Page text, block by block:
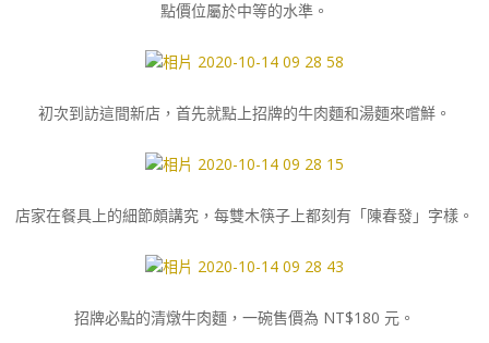
點價位屬於中等的水準。
初次到訪這間新店，首先就點上招牌的牛肉麵和湯麵來嚐鮮。
店家在餐具上的細節頗講究，每雙木筷子上都刻有「陳春發」字樣。
招牌必點的清燉牛肉麵，一碗售價為 NT$180 元。